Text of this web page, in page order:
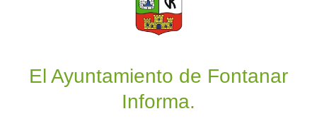
El Ayuntamiento de Fontanar
Informa.